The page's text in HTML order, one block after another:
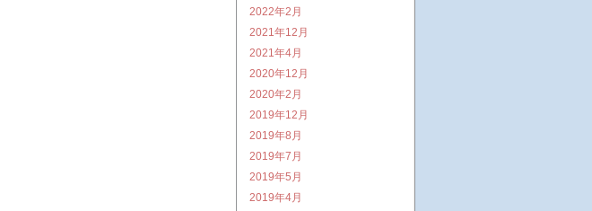
2022年2月
2021年12月
2021年4月
2020年12月
2020年2月
2019年12月
2019年8月
2019年7月
2019年5月
2019年4月